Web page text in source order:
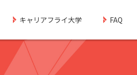
キャリアフライ大学 FAQ